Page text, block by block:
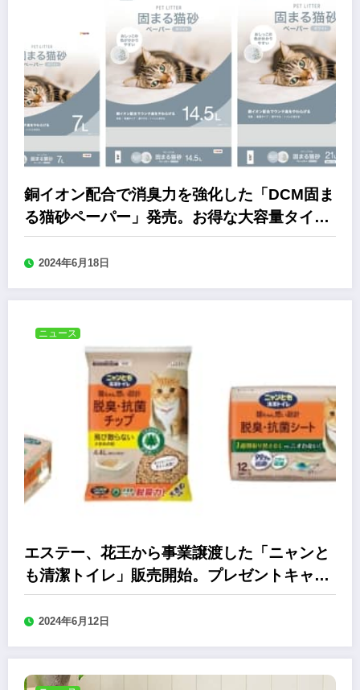
銅イオン配合で消臭力を強化した「DCM固ま
る猫砂ペーパー」発売。お得な大容量タイプ
も
2024年6月18日
ニュース
エステー、花王から事業譲渡した「ニャンと
も清潔トイレ」販売開始。プレゼントキャン
ペーンも
2024年6月12日